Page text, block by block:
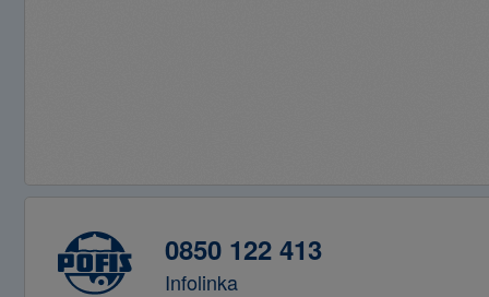
0850 122 413
Infolinka